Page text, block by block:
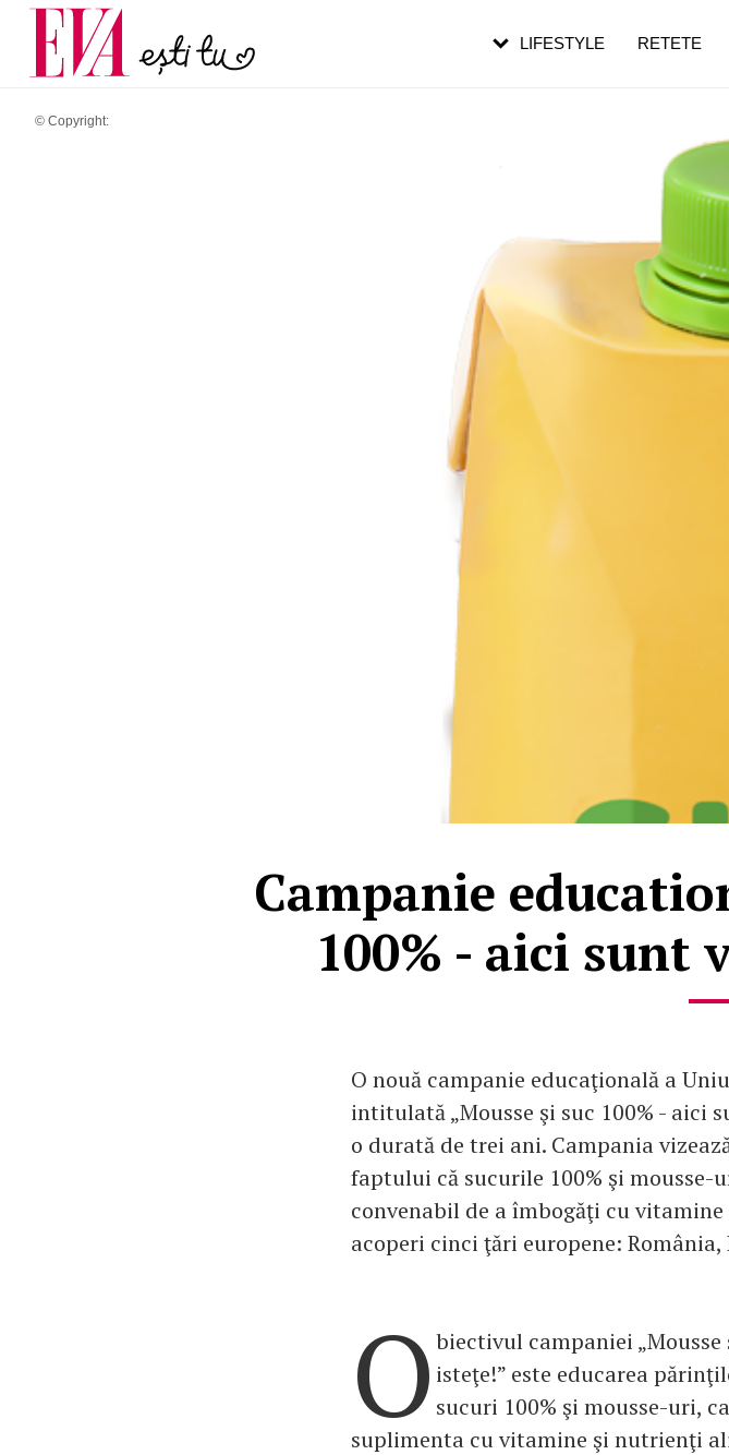
© Copyright:
Campanie
100% - aici sunt
O nouă campanie educaţională a
intitulată „Mousse şi suc 100% - aici
o durată de trei ani. Campania
faptului că sucurile 100% şi
convenabil de a îmbogăţi cu
acoperi cinci ţări europene:
O biectivul campaniei
isteţe!” este educarea
sucuri 100% şi mousse-uri,
suplimenta cu vitamine şi nutrienţi
LIFESTYLE RETETE
Carieră
Actualitate
pe